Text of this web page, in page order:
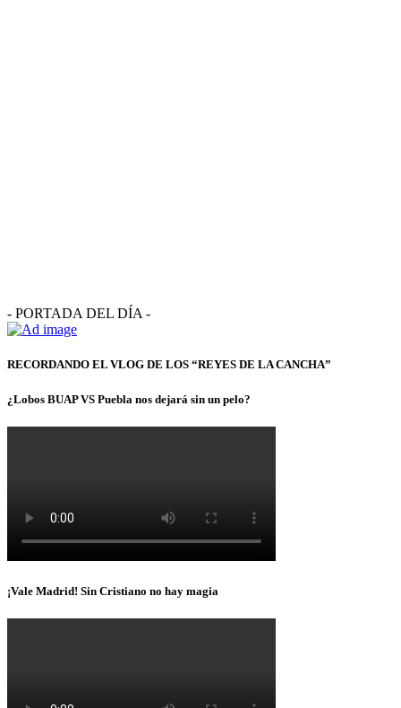
- PORTADA DEL DÍA -
RECORDANDO EL VLOG DE LOS “REYES DE LA CANCHA”
¿Lobos BUAP VS Puebla nos dejará sin un pelo?
¡Vale Madrid! Sin Cristiano no hay magia